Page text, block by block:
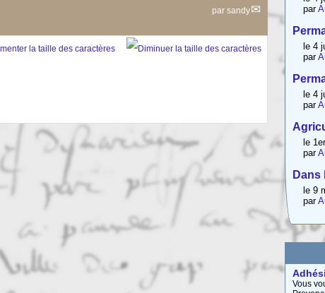
parsandy
par
le 4
par
le 4
par
le
par
Dans
le 9
par
Vous